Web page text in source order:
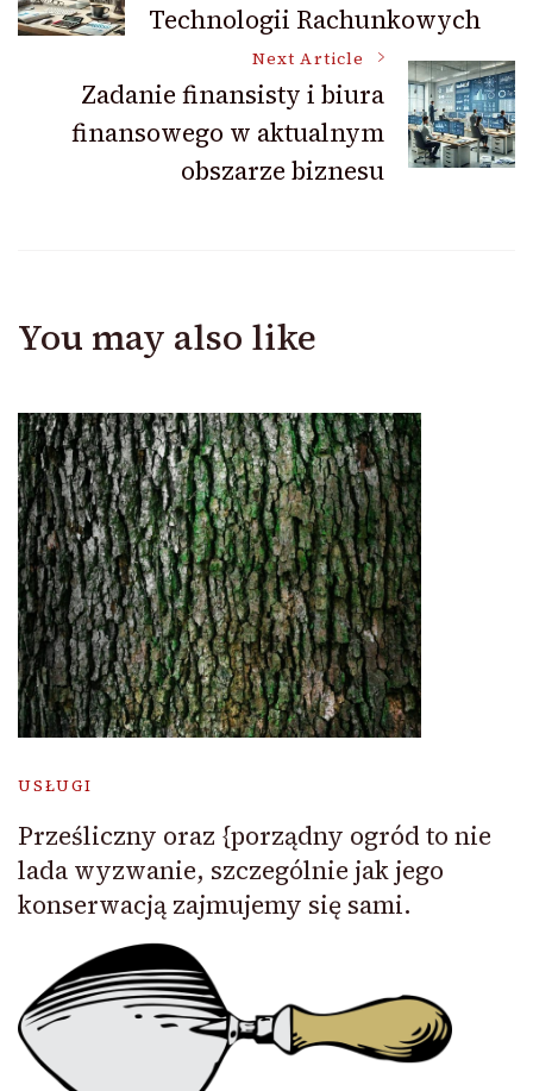
NavigationTechnologii Rachunkowych
Next Article
Zadanie finansisty i biura
finansowego w aktualnym
obszarze biznesu
You may also like
USŁUGI
Prześliczny oraz {porządny ogród to nie
lada wyzwanie, szczególnie jak jego
konserwacją zajmujemy się sami.